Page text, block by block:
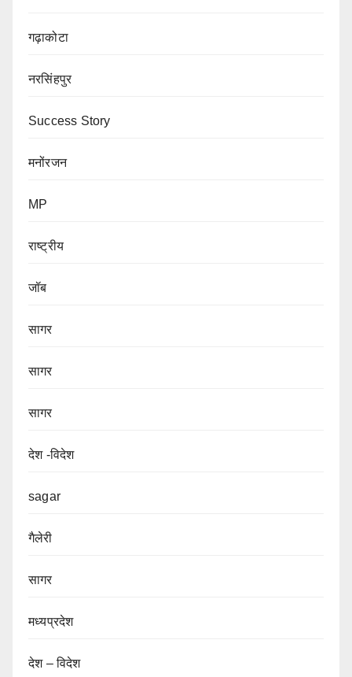
गढ़ाकोटा
नरसिंहपुर
Success Story
मनोंरजन
MP
राष्ट्रीय
जॉब
सागर
सागर
सागर
देश -विदेश
sagar
गैलेरी
सागर
मध्यप्रदेश
देश – विदेश